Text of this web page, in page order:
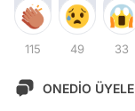
115 49 33
ONEDİO